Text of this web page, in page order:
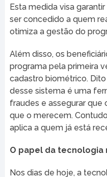
Esta medida visa
ser concedido a quem
otimiza a gestão do
Além disso, os
programa pela primeira
cadastro biométrico.
desse sistema é uma
fraudes e assegurar que
que o merecem.
aplica a quem já está
O papel da tecnologia
Nos dias de hoje, a